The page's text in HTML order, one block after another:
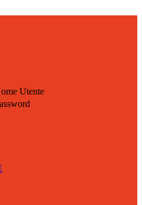
Utente